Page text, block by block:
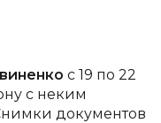
с 19 по 22
с неким
документов